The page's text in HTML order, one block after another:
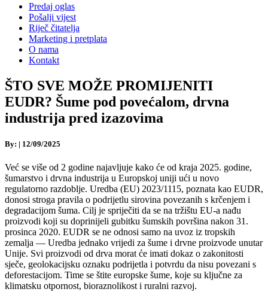
Predaj oglas
Pošalji vijest
Riječ čitatelja
Marketing i pretplata
O nama
Kontakt
ŠTO SVE MOŽE PROMIJENITI
EUDR? Šume pod povećalom, drvna
industrija pred izazovima
By: | 12/09/2025
Već se više od 2 godine najavljuje kako će od kraja 2025. godine,
šumarstvo i drvna industrija u Europskoj uniji ući u novo
regulatorno razdoblje. Uredba (EU) 2023/1115, poznata kao EUDR,
donosi stroga pravila o podrijetlu sirovina povezanih s krčenjem i
degradacijom šuma. Cilj je spriječiti da se na tržištu EU-a nađu
proizvodi koji su doprinijeli gubitku šumskih površina nakon 31.
prosinca 2020. EUDR se ne odnosi samo na uvoz iz tropskih
zemalja — Uredba jednako vrijedi za šume i drvne proizvode unutar
Unije. Svi proizvodi od drva morat će imati dokaz o zakonitosti
sječe, geolokacijsku oznaku podrijetla i potvrdu da nisu povezani s
deforestacijom. Time se štite europske šume, koje su ključne za
klimatsku otpornost, bioraznolikost i ruralni razvoj.